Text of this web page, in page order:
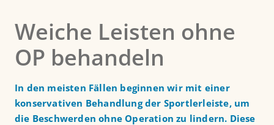
Weiche Leisten ohne
OP behandeln
In den meisten Fällen beginnen wir mit einer
konservativen Behandlung der Sportlerleiste, um
die Beschwerden ohne Operation zu lindern. Diese